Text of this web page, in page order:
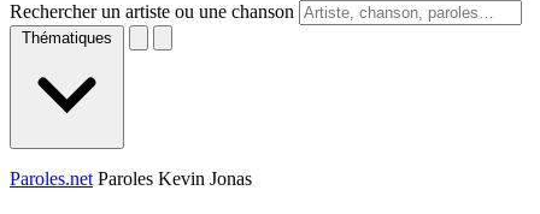
Rechercher un artiste ou une chanson
Thématiques
Paroles.net Paroles Kevin Jonas